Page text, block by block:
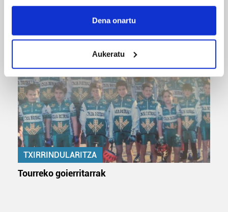
If you allow, we would also like to:
Collect information about your geographical
meters
Identify your device by actively scanning it for
specific characteristics (fingerprinting)
Find out more about how your personal data is processed
and set your preferences in thedetails section.
Guk eta gure bazkideek zure datu pertsonalak
prozesatzen ditugu, zure IP zenbakia, besteak beste,
teknologia erabiliz, cookieak adibidez, iragarki eta eduki
pertsonalizatuak eskaintzeko, iragarkiak eta edukia
produktuak garatzeko. Zure datuak nork eta zertarako
Dena onartu
Aukeratu
MUSA
Euxebio eta Ekaitz Zabala: Zumarragako mus
txapelketa irabazi duten aita-semeak
TXIRRINDULARITZA
Tourreko goierritarrak